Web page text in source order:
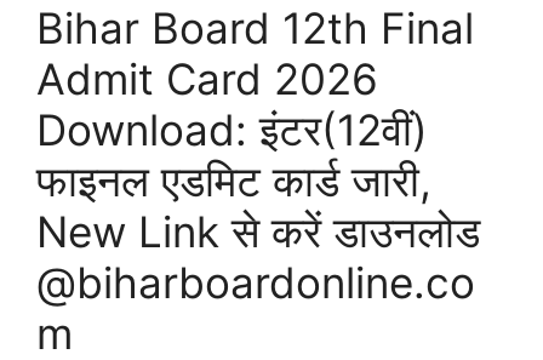
Bihar Board 12th Final
Admit Card 2026
Download: इंटर(12वीं)
फाइनल एडमिट कार्ड जारी,
New Link से करें डाउनलोड
@biharboardonline.co
m